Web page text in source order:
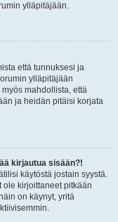
ylläpitäjään.
että tunnuksesi ja
ylläpitäjään
mahdollista, että
ja heidän pitäisi korjata
kirjautua sisään?!
käytöstä jostain syystä.
ole kirjoittaneet pitkään
on käynyt, yritä